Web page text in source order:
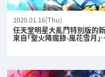
2020.01.16(Thu)
任天堂明星大亂鬥特別版的新
來自「聖火降魔錄-風花雪月